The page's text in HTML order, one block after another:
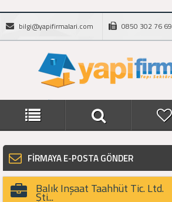
bilgi@yapifirmalari.com 0850 302 76 69
FİRMAYA E-POSTA GÖNDER
Balık Inşaat Taahhüt Tic. Ltd.
Şti...